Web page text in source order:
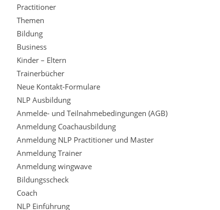
Practitioner
Themen
Bildung
Business
Kinder – Eltern
Trainerbücher
Neue Kontakt-Formulare
NLP Ausbildung
Anmelde- und Teilnahmebedingungen (AGB)
Anmeldung Coachausbildung
Anmeldung NLP Practitioner und Master
Anmeldung Trainer
Anmeldung wingwave
Bildungsscheck
Coach
NLP Einführung